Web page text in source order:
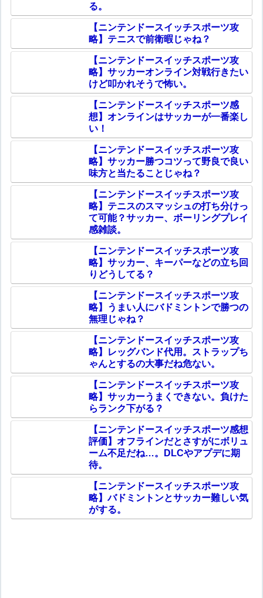
る。
【ニンテンドースイッチスポーツ攻
略】テニスで前衛暇じゃね？
【ニンテンドースイッチスポーツ攻
略】サッカーオンライン対戦行きたい
けど叩かれそうで怖い。
【ニンテンドースイッチスポーツ感
想】オンラインはサッカーが一番楽し
い！
【ニンテンドースイッチスポーツ攻
略】サッカー勝つコツって野良で良い
味方と当たることじゃね？
【ニンテンドースイッチスポーツ攻
略】テニスのスマッシュの打ち分けっ
て可能？サッカー、ボーリングプレイ
感雑談。
【ニンテンドースイッチスポーツ攻
略】サッカー、キーパーなどの立ち回
りどうしてる？
【ニンテンドースイッチスポーツ攻
略】うまい人にバドミントンで勝つの
無理じゃね？
【ニンテンドースイッチスポーツ攻
略】レッグバンド代用。ストラップち
ゃんとするの大事だね危ない。
【ニンテンドースイッチスポーツ攻
略】サッカーうまくできない。負けた
らランク下がる？
【ニンテンドースイッチスポーツ感想
評価】オフラインだとさすがにボリュ
ーム不足だね…。DLCやアプデに期
待。
【ニンテンドースイッチスポーツ攻
略】バドミントンとサッカー難しい気
がする。